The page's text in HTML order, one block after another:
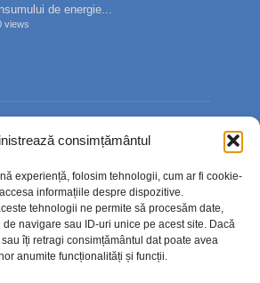
consimțământul
experiență, folosim tehnologii, cum ar fi cookie-
informațiile despre dispozitive.
tehnologii ne permite să procesăm date,
navigare sau ID-uri unice pe acest site. Dacă
îți retragi consimțământul dat poate avea
anumite funcționalități și funcții.
de energie...
views
uri (UE)